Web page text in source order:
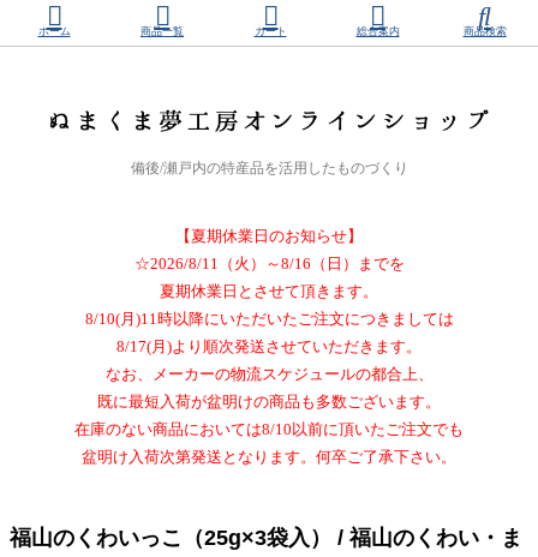
ホーム 商品一覧 カート 総合案内 商品検索
備後/瀬戸内の特産品を活用したものづくり
【夏期休業日のお知らせ】
☆2026/8/11（火）～8/16（日）までを
夏期休業日とさせて頂きます。
8/10(月)11時以降にいただいたご注文につきましては
8/17(月)より順次発送させていただきます。
なお、メーカーの物流スケジュールの都合上、
既に最短入荷が盆明けの商品も多数ございます。
在庫のない商品においては8/10以前に頂いたご注文でも
盆明け入荷次第発送となります。何卒ご了承下さい。
福山のくわいっこ（25g×3袋入） / 福山のくわい・ま